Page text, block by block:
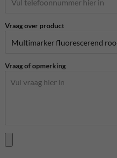
Vraag over product
Vraag of opmerking